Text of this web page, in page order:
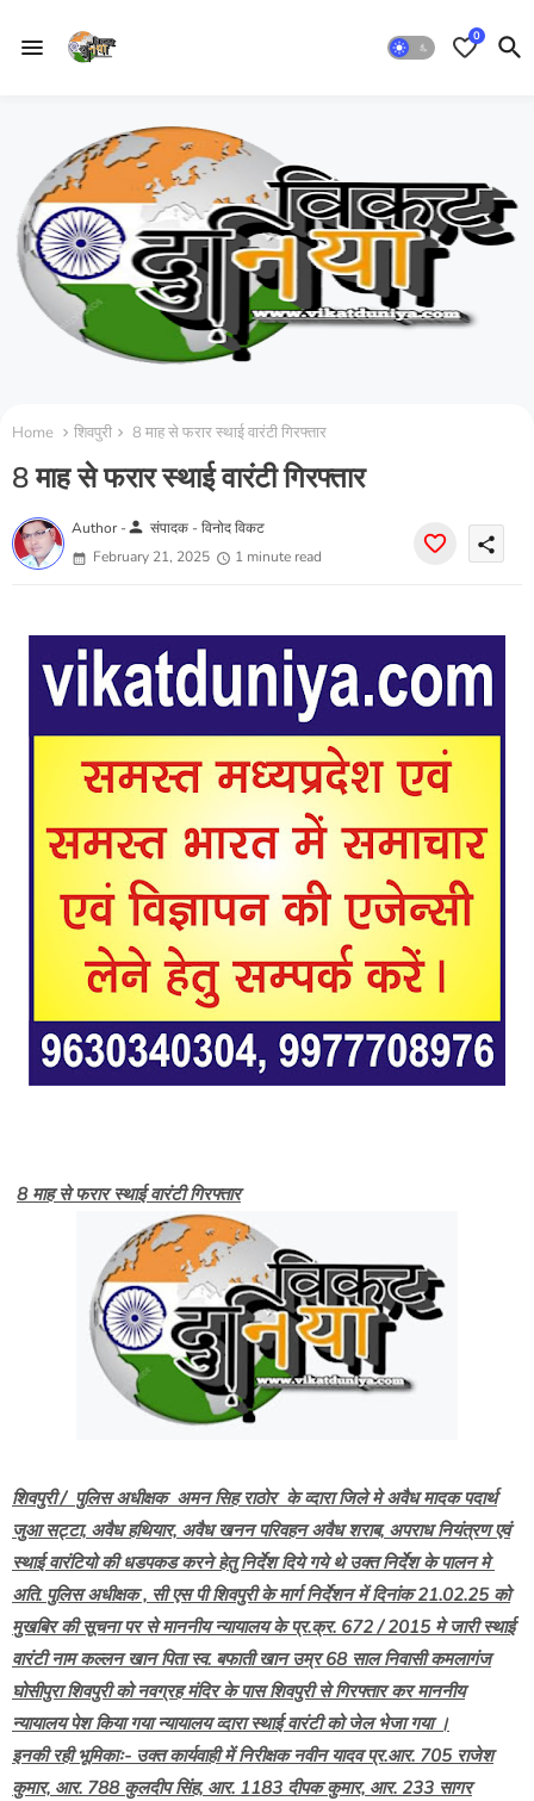
0
Home शिवपुरी 8 माह से फरार स्थाई वारंटी गिरफ्तार
8 माह से फरार स्थाई वारंटी गिरफ्तार
Author -person संपादक - विनोद विकट
February 21, 2025
1 minute read
share
8 माह से फरार स्थाई वारंटी गिरफ्तार
शिवपुरी / पुलिस अधीक्षक अमन सिह राठोर के व्दारा जिले मे अवैध मादक पदार्थ
जुआ सट्टा, अवैध हथियार, अवैध खनन परिवहन अवैध शराब, अपराध नियंत्रण एवं
स्थाई वारंटियो की धडपकड करने हेतु निर्देश दिये गये थे उक्त निर्देश के पालन मे
अति. पुलिस अधीक्षक , सी एस पी शिवपुरी के मार्ग निर्देशन में दिनांक 21.02.25 को
मुखबिर की सूचना पर से माननीय न्यायालय के प्र.क्र. 672 / 2015 मे जारी स्थाई
वारंटी नाम कल्लन खान पिता स्व. बफाती खान उम्र 68 साल निवासी कमलागंज
घोसीपुरा शिवपुरी को नवग्रह मंदिर के पास शिवपुरी से गिरफ्तार कर माननीय
न्यायालय पेश किया गया न्यायालय व्दारा स्थाई वारंटी को जेल भेजा गया ।
इनकी रही भूमिकाः- उक्त कार्यवाही में निरीक्षक नवीन यादव प्र.आर. 705 राजेश
कुमार, आर. 788 कुलदीप सिंह, आर. 1183 दीपक कुमार, आर. 233 सागर